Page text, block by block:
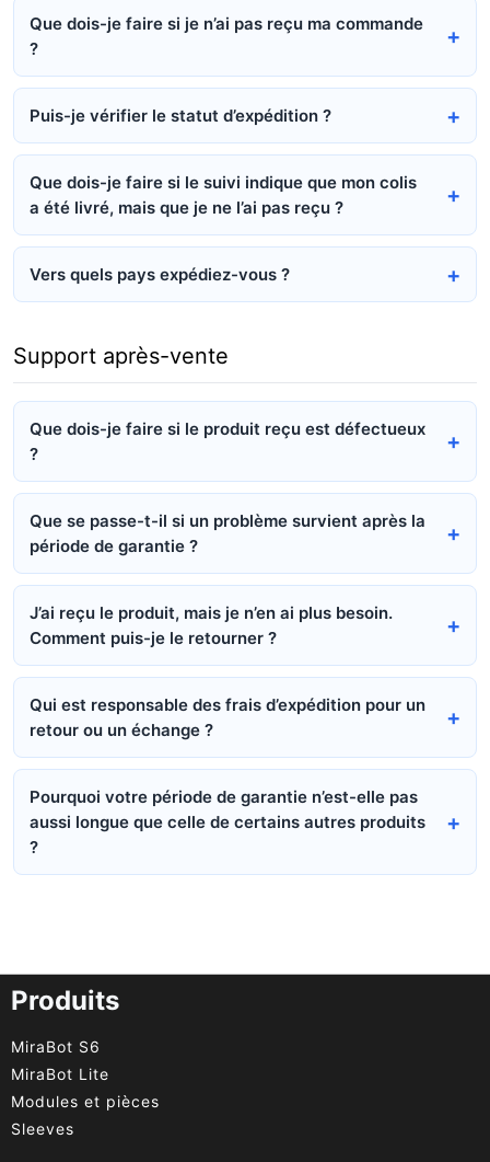
Que dois-je faire si je n’ai pas reçu ma commande
?
Puis-je vérifier le statut d’expédition ?
Que dois-je faire si le suivi indique que mon colis
a été livré, mais que je ne l’ai pas reçu ?
Vers quels pays expédiez-vous ?
Support après-vente
Que dois-je faire si le produit reçu est défectueux
?
Que se passe-t-il si un problème survient après la
période de garantie ?
J’ai reçu le produit, mais je n’en ai plus besoin.
Comment puis-je le retourner ?
Qui est responsable des frais d’expédition pour un
retour ou un échange ?
Pourquoi votre période de garantie n’est-elle pas
aussi longue que celle de certains autres produits
?
Produits
MiraBot S6
MiraBot Lite
Modules et pièces
Sleeves